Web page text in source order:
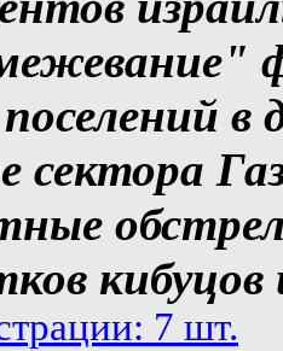
в
сектора
7 шт.